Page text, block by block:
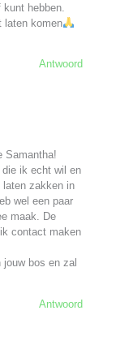
hebben.
laten komen
Antwoord
Samantha!
ik echt wil en
zakken in
wel een paar
maak. De
contact maken
jouw bos en zal
Antwoord